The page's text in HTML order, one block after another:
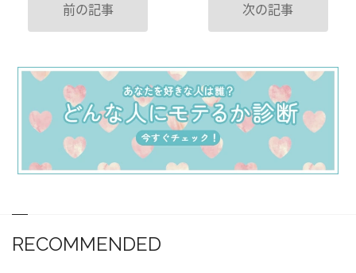
前の記事 次の記事
RECOMMENDED